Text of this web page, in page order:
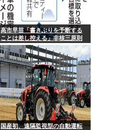
高市早苗「書きぶりを予断する
ことは差し控える」非核三原則
見直しについて
国産初、遠隔監視型の自動運転